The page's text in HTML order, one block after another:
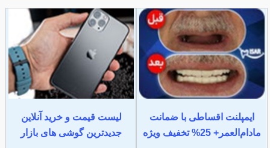
ایمپلنت اقساطی با ضمانت
مادام‌العمر+ 25% تخفیف ویژه
لیست قیمت و خرید آنلاین
جدیدترین گوشی های بازار